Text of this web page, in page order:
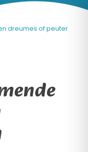
dreumes of peuter